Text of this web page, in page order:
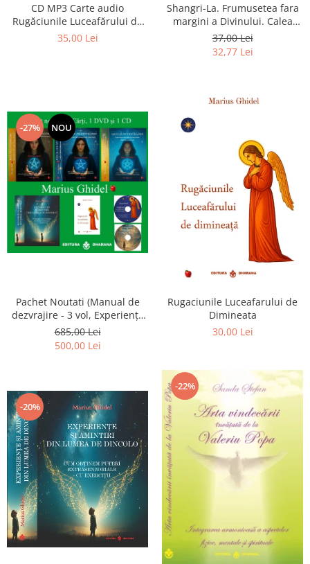
CD MP3 Carte audio
Rugăciunile Luceafărului de
dimineață
35,00 Lei
Shangri-La. Frumusetea fara
margini a Divinului. Calea
catre fericire
37,00 Lei
32,77 Lei
-27% NOU
Pachet Noutati (Manual de
dezvrajire - 3 vol, Experiențe
și amintiri, Rugăciunile
Luceafarului de dimineata) -
Marius Ghidel
685,00 Lei
500,00 Lei
Rugaciunile Luceafarului de
Dimineata
30,00 Lei
-20%
-22%